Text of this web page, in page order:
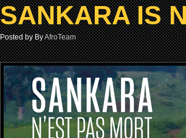
SANKARA IS
Posted by ByAfroTeam